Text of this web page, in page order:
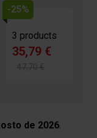
-25%
3 products
35,79 €
47,70 €
de 2026.